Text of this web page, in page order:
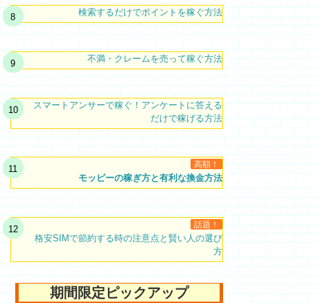
検索するだけでポイントを稼ぐ方法
不満・クレームを売って稼ぐ方法
スマートアンサーで稼ぐ！アンケートに答える
だけで稼げる方法
高額！
モッピーの稼ぎ方と有利な換金方法
話題！
格安SIMで節約する時の注意点と賢い人の選び
方
期間限定ピックアップ